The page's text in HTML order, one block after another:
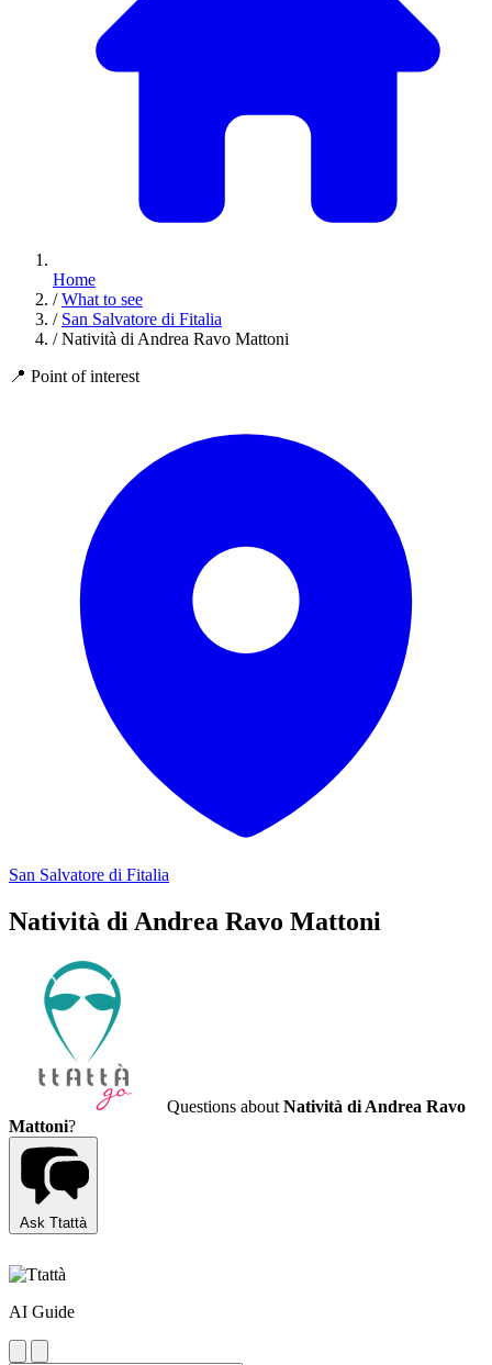
Home
/ What to see
/ San Salvatore di Fitalia
/ Natività di Andrea Ravo Mattoni
📍 Point of interest
San Salvatore di Fitalia
Natività di Andrea Ravo Mattoni
Questions about Natività di Andrea Ravo
Mattoni?
Ask Ttattà
AI Guide